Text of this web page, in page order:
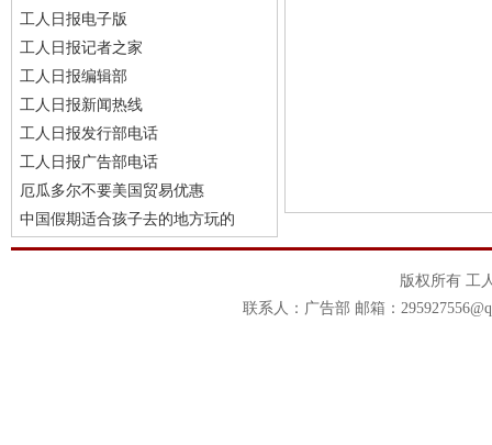
工人日报电子版
工人日报记者之家
工人日报编辑部
工人日报新闻热线
工人日报发行部电话
工人日报广告部电话
厄瓜多尔不要美国贸易优惠
中国假期适合孩子去的地方玩的
版权所有 工
联系人：广告部 邮箱：